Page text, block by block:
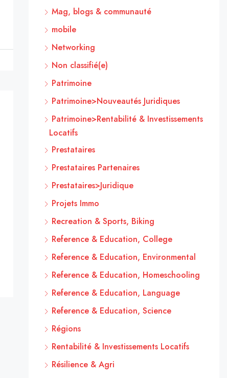
Mag, blogs & communauté
mobile
Networking
Non classifié(e)
Patrimoine
Patrimoine>Nouveautés Juridiques
Patrimoine>Rentabilité & Investissements
Locatifs
Prestataires
Prestataires Partenaires
Prestataires>Juridique
Projets Immo
Recreation & Sports, Biking
Reference & Education, College
Reference & Education, Environmental
Reference & Education, Homeschooling
Reference & Education, Language
Reference & Education, Science
Régions
Rentabilité & Investissements Locatifs
Résilience & Agri